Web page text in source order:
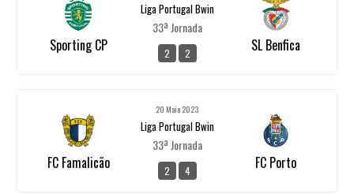
Sporting CP
Liga Portugal Bwin
33ª Jornada
2 2 SL Benfica
FC Famalicão
20 Maio 2023
Liga Portugal Bwin
33ª Jornada
2 4 FC Porto